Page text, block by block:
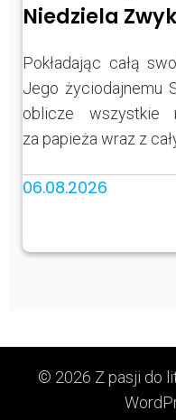
Niedziela
Pokładając całą
Jego życiodajnemu
oblicze wszystkie
za papieża wraz z
06.08.2026
© 2026 Z pasji do